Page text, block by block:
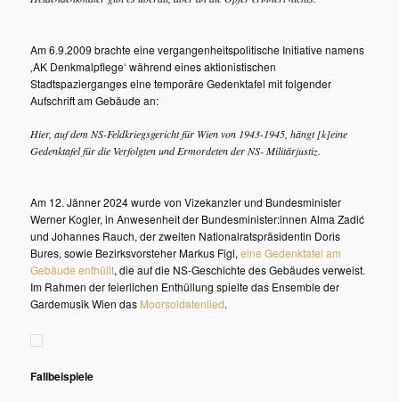
Am 6.9.2009 brachte eine vergangenheitspolitische Initiative namens
‚AK Denkmalpflege‘ während eines aktionistischen
Stadtspazierganges eine temporäre Gedenktafel mit folgender
Aufschrift am Gebäude an:
Hier, auf dem NS-Feldkriegsgericht für Wien von 1943-1945, hängt [k]eine
Gedenktafel für die Verfolgten und Ermordeten der NS- Militärjustiz.
Am 12. Jänner 2024 wurde von Vizekanzler und Bundesminister
Werner Kogler, in Anwesenheit der Bundesminister:innen Alma Zadić
und Johannes Rauch, der zweiten Nationalratspräsidentin Doris
Bures, sowie Bezirksvorsteher Markus Figl,eine Gedenktafel am
Gebäude enthüllt, die auf die NS-Geschichte des Gebäudes verweist.
Im Rahmen der feierlichen Enthüllung spielte das Ensemble der
Gardemusik Wien das Moorsoldatenlied.
Fallbeispiele